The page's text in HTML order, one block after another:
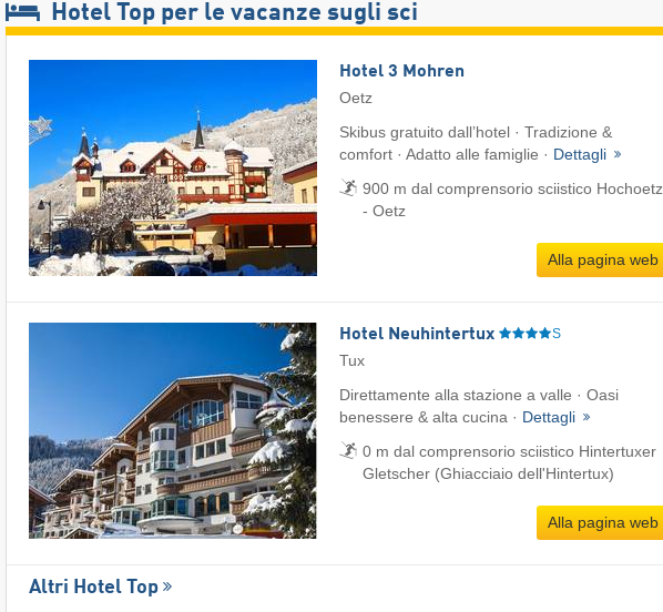
Hotel Top per le vacanze sugli sci
Hotel 3 Mohren
Oetz
Skibus gratuito dall’hotel · Tradizione &
comfort · Adatto alle famiglie · Dettagli
900 m dal comprensorio sciistico Hochoetz
- Oetz
Alla pagina web
Hotel Neuhintertux S
Tux
Direttamente alla stazione a valle · Oasi
benessere & alta cucina · Dettagli
0 m dal comprensorio sciistico Hintertuxer
Gletscher (Ghiacciaio dell'Hintertux)
Alla pagina web
Altri Hotel Top